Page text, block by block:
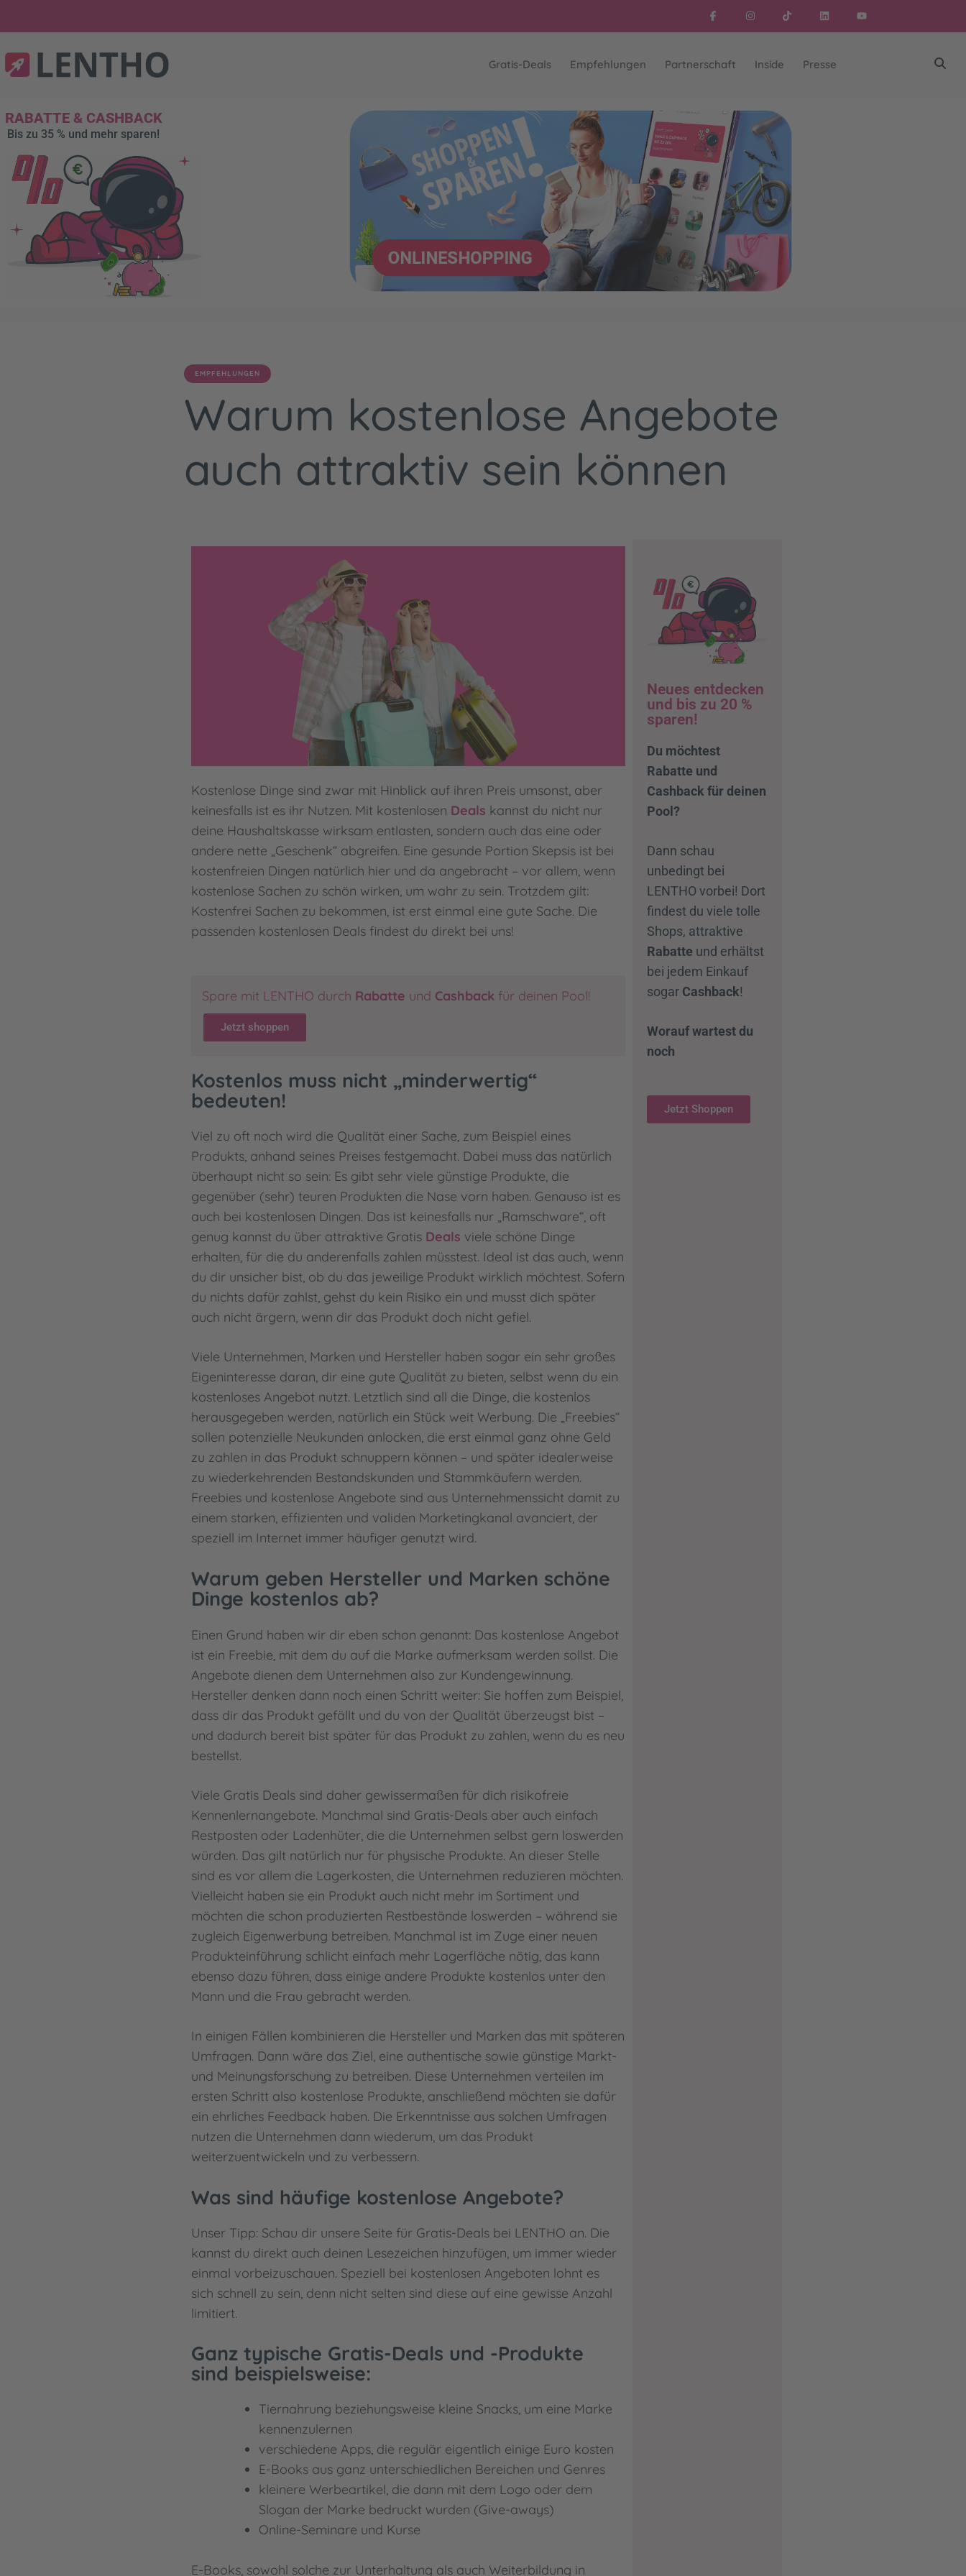
Gratis-Deals Empfehlungen Partnerschaft Inside Presse
RABATTE & CASHBACK
Bis zu 35 % und mehr sparen!
EMPFEHLUNGEN
Warum kostenlose Angebote
auch attraktiv sein können
Kostenlose Dinge sind zwar mit Hinblick auf ihren Preis umsonst, aber
keinesfalls ist es ihr Nutzen. Mit kostenlosen Deals kannst du nicht nur
deine Haushaltskasse wirksam entlasten, sondern auch das eine oder
andere nette „Geschenk“ abgreifen. Eine gesunde Portion Skepsis ist bei
kostenfreien Dingen natürlich hier und da angebracht – vor allem, wenn
kostenlose Sachen zu schön wirken, um wahr zu sein. Trotzdem gilt:
Kostenfrei Sachen zu bekommen, ist erst einmal eine gute Sache. Die
passenden kostenlosen Deals findest du direkt bei uns!
Spare mit LENTHO durch Rabatte und Cashback für deinen Pool!
Jetzt shoppen
Kostenlos muss nicht „minderwertig“
bedeuten!
Viel zu oft noch wird die Qualität einer Sache, zum Beispiel eines
Produkts, anhand seines Preises festgemacht. Dabei muss das natürlich
überhaupt nicht so sein: Es gibt sehr viele günstige Produkte, die
gegenüber (sehr) teuren Produkten die Nase vorn haben. Genauso ist es
auch bei kostenlosen Dingen. Das ist keinesfalls nur „Ramschware“, oft
genug kannst du über attraktive Gratis Deals viele schöne Dinge
erhalten, für die du anderenfalls zahlen müsstest. Ideal ist das auch, wenn
du dir unsicher bist, ob du das jeweilige Produkt wirklich möchtest. Sofern
du nichts dafür zahlst, gehst du kein Risiko ein und musst dich später
auch nicht ärgern, wenn dir das Produkt doch nicht gefiel.
Viele Unternehmen, Marken und Hersteller haben sogar ein sehr großes
Eigeninteresse daran, dir eine gute Qualität zu bieten, selbst wenn du ein
kostenloses Angebot nutzt. Letztlich sind all die Dinge, die kostenlos
herausgegeben werden, natürlich ein Stück weit Werbung. Die „Freebies“
sollen potenzielle Neukunden anlocken, die erst einmal ganz ohne Geld
zu zahlen in das Produkt schnuppern können – und später idealerweise
zu wiederkehrenden Bestandskunden und Stammkäufern werden.
Freebies und kostenlose Angebote sind aus Unternehmenssicht damit zu
einem starken, effizienten und validen Marketingkanal avanciert, der
speziell im Internet immer häufiger genutzt wird.
Warum geben Hersteller und Marken schöne
Dinge kostenlos ab?
Einen Grund haben wir dir eben schon genannt: Das kostenlose Angebot
ist ein Freebie, mit dem du auf die Marke aufmerksam werden sollst. Die
Angebote dienen dem Unternehmen also zur Kundengewinnung.
Hersteller denken dann noch einen Schritt weiter: Sie hoffen zum Beispiel,
dass dir das Produkt gefällt und du von der Qualität überzeugst bist –
und dadurch bereit bist später für das Produkt zu zahlen, wenn du es neu
bestellst.
Viele Gratis Deals sind daher gewissermaßen für dich risikofreie
Kennenlernangebote. Manchmal sind Gratis-Deals aber auch einfach
Restposten oder Ladenhüter, die die Unternehmen selbst gern loswerden
würden. Das gilt natürlich nur für physische Produkte. An dieser Stelle
sind es vor allem die Lagerkosten, die Unternehmen reduzieren möchten.
Vielleicht haben sie ein Produkt auch nicht mehr im Sortiment und
möchten die schon produzierten Restbestände loswerden – während sie
zugleich Eigenwerbung betreiben. Manchmal ist im Zuge einer neuen
Produkteinführung schlicht einfach mehr Lagerfläche nötig, das kann
ebenso dazu führen, dass einige andere Produkte kostenlos unter den
Mann und die Frau gebracht werden.
In einigen Fällen kombinieren die Hersteller und Marken das mit späteren
Umfragen. Dann wäre das Ziel, eine authentische sowie günstige Markt-
und Meinungsforschung zu betreiben. Diese Unternehmen verteilen im
ersten Schritt also kostenlose Produkte, anschließend möchten sie dafür
ein ehrliches Feedback haben. Die Erkenntnisse aus solchen Umfragen
nutzen die Unternehmen dann wiederum, um das Produkt
weiterzuentwickeln und zu verbessern.
Was sind häufige kostenlose Angebote?
Unser Tipp: Schau dir unsere Seite für Gratis-Deals bei LENTHO an. Die
kannst du direkt auch deinen Lesezeichen hinzufügen, um immer wieder
einmal vorbeizuschauen. Speziell bei kostenlosen Angeboten lohnt es
sich schnell zu sein, denn nicht selten sind diese auf eine gewisse Anzahl
limitiert.
Ganz typische Gratis-Deals und -Produkte
sind beispielsweise:
Tiernahrung beziehungsweise kleine Snacks, um eine Marke
kennenzulernen
verschiedene Apps, die regulär eigentlich einige Euro kosten
E-Books aus ganz unterschiedlichen Bereichen und Genres
kleinere Werbeartikel, die dann mit dem Logo oder dem
Slogan der Marke bedruckt wurden (Give-aways)
Online-Seminare und Kurse
E-Books, sowohl solche zur Unterhaltung als auch Weiterbildung in
Neues entdecken
und bis zu 20 %
sparen!
Du möchtest
Rabatte und
Cashback für deinen
Pool?
Dann schau
unbedingt bei
LENTHO vorbei! Dort
findest du viele tolle
Shops, attraktive
Rabatte und erhältst
bei jedem Einkauf
sogar Cashback!
Worauf wartest du
noch
Jetzt Shoppen